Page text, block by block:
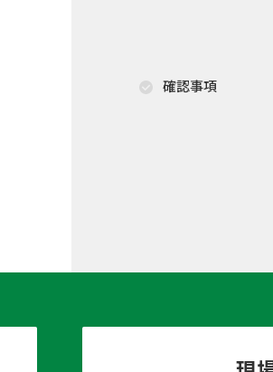
確認事項